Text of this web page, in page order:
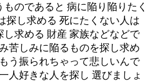
のであると 病に陥り陥りたく
探し求める 死にたくない人は
求める 財産 家族などなどで
苦しみに陥るものを探し求め
う振られちゃって悲しいんで
人好きな人を探し 選びましょ